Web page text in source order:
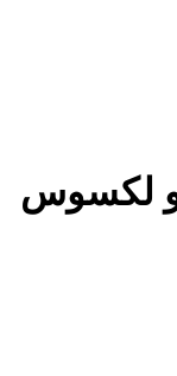
و لکسوس